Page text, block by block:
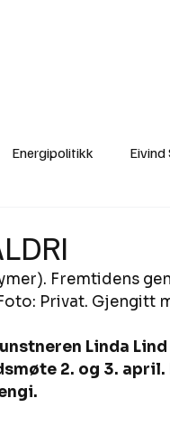
Energipolitikk Eivind
Ukens innlegg
Fremtidens
Privat. Gjengitt
Linda
2. og 3.